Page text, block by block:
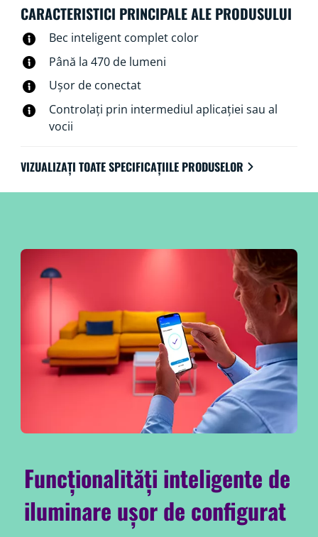
WiZ, telecomanda WiZ sau vocea.
CARACTERISTICI PRINCIPALE ALE PRODUSULUI
Bec inteligent complet color
Până la 470 de lumeni
Ușor de conectat
Controlați prin intermediul aplicației sau al
vocii
VIZUALIZAȚI TOATE SPECIFICAȚIILE PRODUSELOR
Funcționalități inteligente de
iluminare ușor de configurat